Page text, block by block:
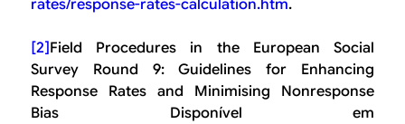
rates/response-rates-calculation.htm.
[2]Field Procedures in the European Social
Survey Round 9: Guidelines for Enhancing
Response Rates and Minimising Nonresponse
Bias Disponível em